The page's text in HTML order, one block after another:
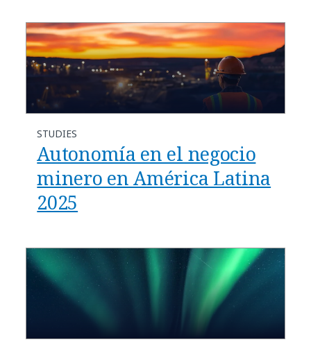
STUDIES
Autonomía en el negocio
minero en América Latina
2025